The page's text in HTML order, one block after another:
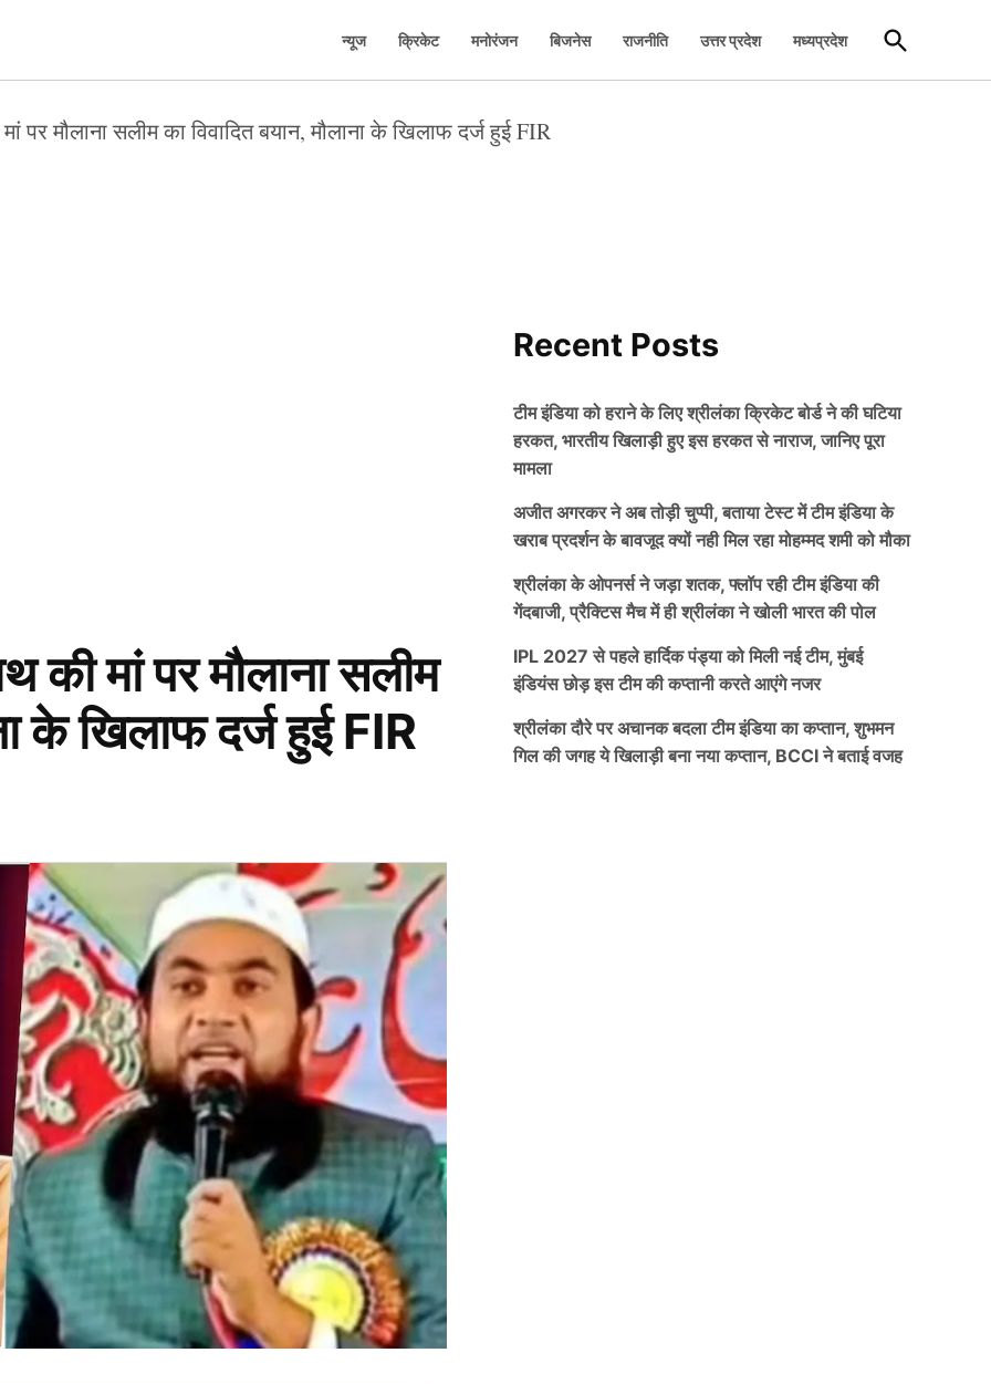
न्यूज क्रिकेट मनोरंजन बिजनेस राजनीति उत्तर प्रदेश मध्यप्रदेश
Open
Search
पर मौलाना सलीम का विवादित बयान, मौलाना के खिलाफ दर्ज हुई FIR
की मां पर मौलाना सलीम
के खिलाफ दर्ज हुई FIR
Recent Posts
टीम इंडिया को हराने के लिए श्रीलंका क्रिकेट बोर्ड ने की घटिया
हरकत, भारतीय खिलाड़ी हुए इस हरकत से नाराज, जानिए पूरा
मामला
अजीत अगरकर ने अब तोड़ी चुप्पी, बताया टेस्ट में टीम इंडिया के
खराब प्रदर्शन के बावजूद क्यों नही मिल रहा मोहम्मद शमी को मौका
श्रीलंका के ओपनर्स ने जड़ा शतक, फ्लॉप रही टीम इंडिया की
गेंदबाजी, प्रैक्टिस मैच में ही श्रीलंका ने खोली भारत की पोल
IPL 2027 से पहले हार्दिक पंड्या को मिली नई टीम, मुंबई
इंडियंस छोड़ इस टीम की कप्तानी करते आएंगे नजर
श्रीलंका दौरे पर अचानक बदला टीम इंडिया का कप्तान, शुभमन
गिल की जगह ये खिलाड़ी बना नया कप्तान, BCCI ने बताई वजह